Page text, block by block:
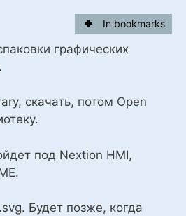
In bookmarks
графических
скачать, потом Open
под Nextion HMI,
Будет позже, когда